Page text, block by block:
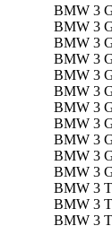
BMW 3
BMW 3
BMW 3
BMW 3
BMW 3
BMW 3
BMW 3
BMW 3
BMW 3
BMW 3
BMW 3
BMW 3
BMW 3
BMW 3